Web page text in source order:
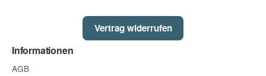
Vertrag widerrufen
Informationen
AGB